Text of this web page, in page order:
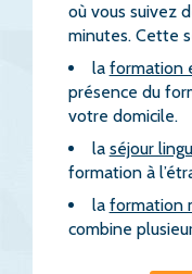
où vous suivez
minutes. Cette
la formation
présence du
votre domicile.
la séjour
formation à
la formation
combine